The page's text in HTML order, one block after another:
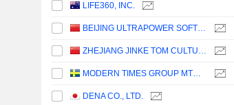
LIFE360, INC.
BEIJING ULTRAPOWER SOFTWARE CO., LTD.
ZHEJIANG JINKE TOM CULTURE INDUSTRY CO., LTD.
MODERN TIMES GROUP MTG AB
DENA CO., LTD.